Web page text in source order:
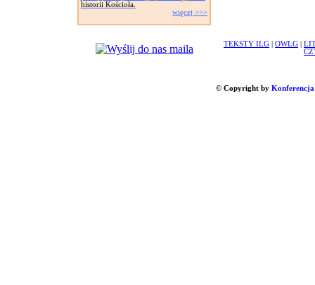
historii Kościoła.
więcej >>>
TEKSTY ILG OWLG
© Copyright by Konferencja